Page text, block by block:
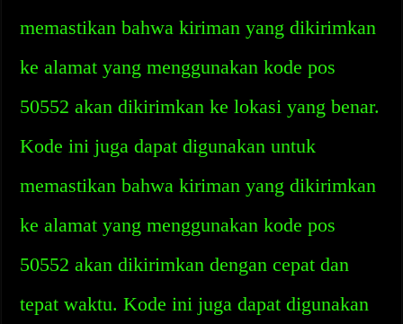
memastikan bahwa kiriman yang dikirimkan
ke alamat yang menggunakan kode pos
50552 akan dikirimkan ke lokasi yang benar.
Kode ini juga dapat digunakan untuk
memastikan bahwa kiriman yang dikirimkan
ke alamat yang menggunakan kode pos
50552 akan dikirimkan dengan cepat dan
tepat waktu. Kode ini juga dapat digunakan